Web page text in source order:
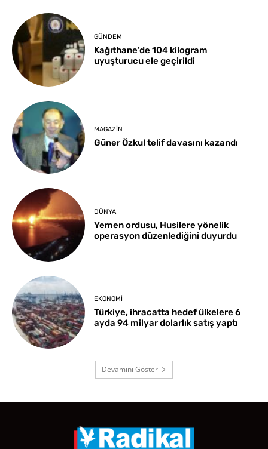
GÜNDEM
Kağıthane’de 104 kilogram
uyuşturucu ele geçirildi
MAGAZIN
Güner Özkul telif davasını kazandı
DÜNYA
Yemen ordusu, Husilere yönelik
operasyon düzenlediğini duyurdu
EKONOMI
Türkiye, ihracatta hedef ülkelere 6
ayda 94 milyar dolarlık satış yaptı
Devamını Göster